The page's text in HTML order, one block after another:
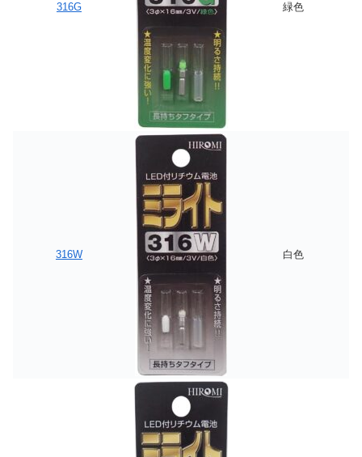
316G 緑色
316W 白色